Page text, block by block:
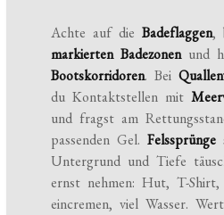
Achte auf dieBadeflaggen,
markierten Badezonenund
Bootskorridoren. Bei
du Kontaktstellen mit
und fragst am
passenden Gel.Felssprünge
Untergrund und Tiefe
ernst nehmen: Hut, T-
eincremen, viel Wasser.